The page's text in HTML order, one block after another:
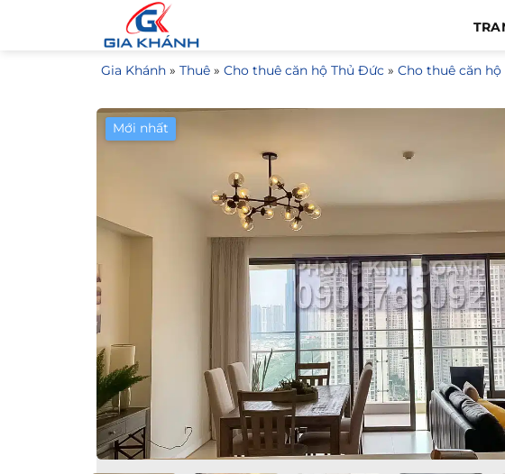
Gia Khánh » Thuê » Cho thuê căn hộ Thủ Đức » Cho thuê căn
Mới nhất